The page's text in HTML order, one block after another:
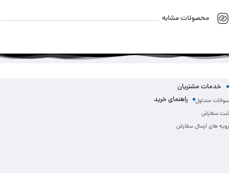
محصولات مشابه
خدمات مشتریان
سوالات متداول راهنمای خرید
ثبت سفارش
رویه های ارسال سفارش